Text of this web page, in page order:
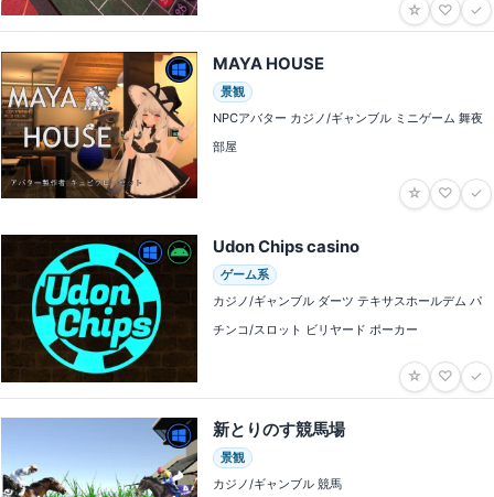
☆ ♡ ✓
MAYA HOUSE
景観
NPCアバター カジノ/ギャンブル ミニゲーム 舞夜
部屋
☆ ♡ ✓
Udon Chips casino
ゲーム系
カジノ/ギャンブル ダーツ テキサスホールデム パ
チンコ/スロット ビリヤード ポーカー
☆ ♡ ✓
新とりのす競馬場
景観
カジノ/ギャンブル 競馬